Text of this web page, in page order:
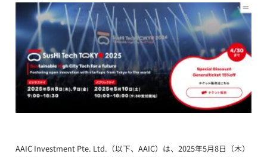
AAIC Investment Pte. Ltd.（以下、AAIC）は、2025年5月8日（木）